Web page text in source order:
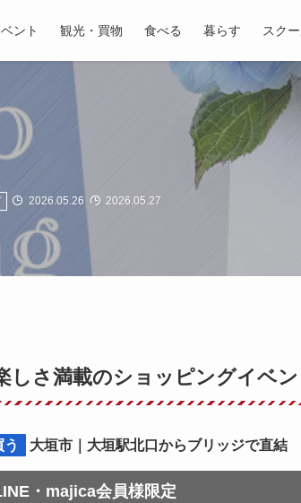
ント 観光・買物 食べる 暮らす スク
2026.05.26 2026.05.27
しさ満載のショッピングイベ
う 大垣市｜大垣駅北口からブリッジで直結
・majica会員様限定